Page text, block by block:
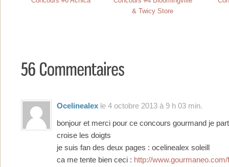
& Twicy Store
Ocelinealex le 4 octobre 2013 à 9 h 03 min.
bonjour et merci pour ce concours gourmand je
croise les doigts
je suis fan des deux pages : ocelinealex soleill
ca me tente bien ceci : http://